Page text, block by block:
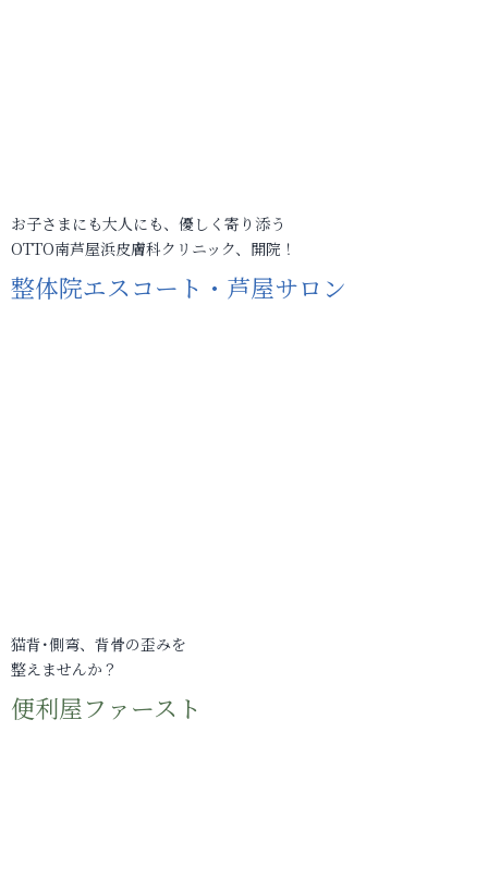
お子さまにも大人にも、優しく寄り添う
OTTO南芦屋浜皮膚科クリニック、開院！
整体院エスコート・芦屋サロン
猫背･側弯、背骨の歪みを
整えませんか？
便利屋ファースト